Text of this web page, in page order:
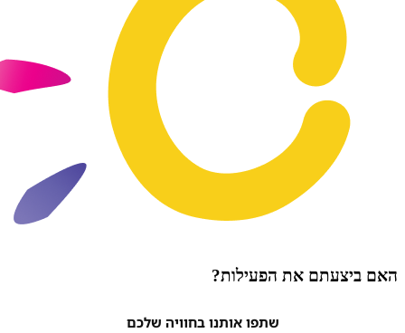
את הפעילות?
שתפו אותנו בחוויה שלכם